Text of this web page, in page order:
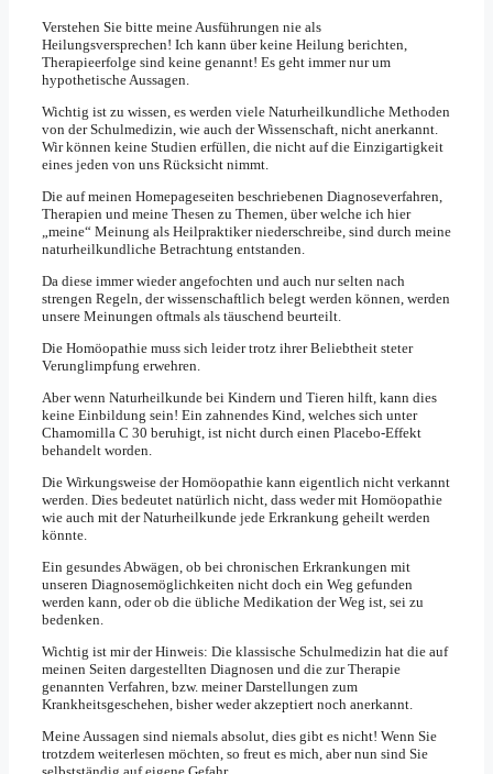
Verstehen Sie bitte meine Ausführungen nie als
Heilungsversprechen! Ich kann über keine Heilung berichten,
Therapieerfolge sind keine genannt! Es geht immer nur um
hypothetische Aussagen.
Wichtig ist zu wissen, es werden viele Naturheilkundliche Methoden
von der Schulmedizin, wie auch der Wissenschaft, nicht anerkannt.
Wir können keine Studien erfüllen, die nicht auf die Einzigartigkeit
eines jeden von uns Rücksicht nimmt.
Die auf meinen Homepageseiten beschriebenen Diagnoseverfahren,
Therapien und meine Thesen zu Themen, über welche ich hier
„meine“ Meinung als Heilpraktiker niederschreibe, sind durch meine
naturheilkundliche Betrachtung entstanden.
Da diese immer wieder angefochten und auch nur selten nach
strengen Regeln, der wissenschaftlich belegt werden können, werden
unsere Meinungen oftmals als täuschend beurteilt.
Die Homöopathie muss sich leider trotz ihrer Beliebtheit steter
Verunglimpfung erwehren.
Aber wenn Naturheilkunde bei Kindern und Tieren hilft, kann dies
keine Einbildung sein! Ein zahnendes Kind, welches sich unter
Chamomilla C 30 beruhigt, ist nicht durch einen Placebo-Effekt
behandelt worden.
Die Wirkungsweise der Homöopathie kann eigentlich nicht verkannt
werden. Dies bedeutet natürlich nicht, dass weder mit Homöopathie
wie auch mit der Naturheilkunde jede Erkrankung geheilt werden
könnte.
Ein gesundes Abwägen, ob bei chronischen Erkrankungen mit
unseren Diagnosemöglichkeiten nicht doch ein Weg gefunden
werden kann, oder ob die übliche Medikation der Weg ist, sei zu
bedenken.
Wichtig ist mir der Hinweis: Die klassische Schulmedizin hat die auf
meinen Seiten dargestellten Diagnosen und die zur Therapie
genannten Verfahren, bzw. meiner Darstellungen zum
Krankheitsgeschehen, bisher weder akzeptiert noch anerkannt.
Meine Aussagen sind niemals absolut, dies gibt es nicht! Wenn Sie
trotzdem weiterlesen möchten, so freut es mich, aber nun sind Sie